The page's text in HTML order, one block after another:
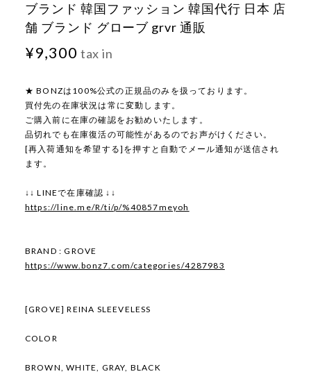
ブランド 韓国ファッション 韓国代行 日本 店
舗 ブランド グローブ grvr 通販
¥9,300 tax in
★ BONZは100%公式の正規品のみを扱っております。
買付先の在庫状況は常に変動します。
ご購入前に在庫の確認をお勧めいたします。
品切れでも在庫復活の可能性があるのでお声がけください。
[再入荷通知を希望する]を押すと自動でメール通知が送信され
ます。
↓↓ LINEで在庫確認 ↓↓
https://line.me/R/ti/p/%40857meyoh
BRAND : GROVE
https://www.bonz7.com/categories/4287983
[GROVE] REINA SLEEVELESS
COLOR
BROWN, WHITE, GRAY, BLACK